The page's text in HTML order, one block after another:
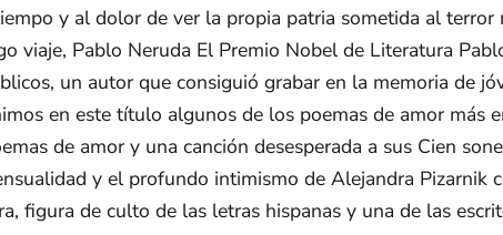
y al dolor de ver la propia patria sometida al
viaje, Pablo Neruda El Premio Nobel de Literatura
un autor que consiguió grabar en la memoria de
en este título algunos de los poemas de amor más
de amor y una canción desesperada a sus Cien
y el profundo intimismo de Alejandra Pizarnik
figura de culto de las letras hispanas y una de las